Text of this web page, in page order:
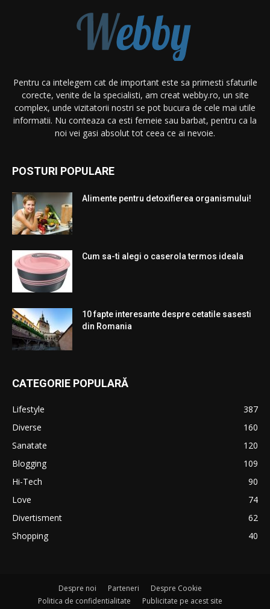
Pentru ca intelegem cat de important este sa primesti sfaturile
corecte, venite de la specialisti, am creat webby.ro, un site
complex, unde vizitatorii nostri se pot bucura de cele mai utile
informatii. Nu conteaza ca esti femeie sau barbat, pentru ca la
noi vei gasi absolut tot ceea ce ai nevoie.
POSTURI POPULARE
Alimente pentru detoxifierea organismului!
Cum sa-ti alegi o caserola termos ideala
10 fapte interesante despre cetatile sasesti
din Romania
CATEGORIE POPULARĂ
Lifestyle
387
Diverse
160
Sanatate
120
Blogging
109
Hi-Tech
90
Love
74
Divertisment
62
Shopping
40
Despre noi Parteneri
Despre Cookie
Politica de confidentialitate
Publicitate pe acest site